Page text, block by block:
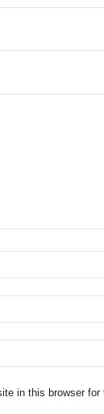
in this browser